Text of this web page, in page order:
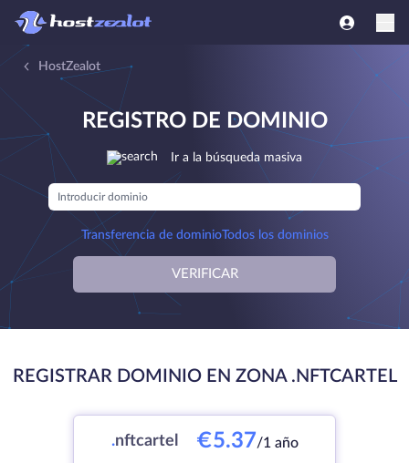
HostZealot
REGISTRO DE DOMINIO
Ir a la búsqueda masiva
Transferencia de dominioTodos los dominios
VERIFICAR
REGISTRAR DOMINIO EN ZONA .NFTCARTEL
.nftcartel €5.37/1 año